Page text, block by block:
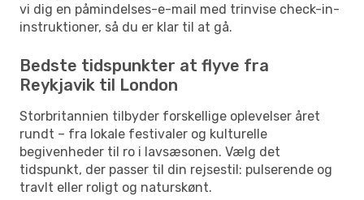
vi dig en påmindelses-e-mail med trinvise check-in-
instruktioner, så du er klar til at gå.
Bedste tidspunkter at flyve fra
Reykjavik til London
Storbritannien tilbyder forskellige oplevelser året
rundt – fra lokale festivaler og kulturelle
begivenheder til ro i lavsæsonen. Vælg det
tidspunkt, der passer til din rejsestil: pulserende og
travlt eller roligt og naturskønt.